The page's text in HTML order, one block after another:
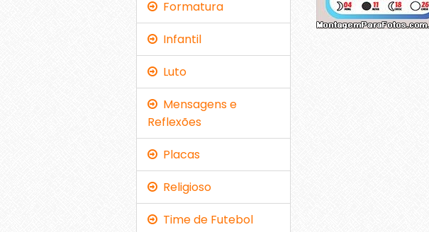
Formatura
Infantil
Luto
Mensagens e
Reflexões
Placas
Religioso
Time de Futebol